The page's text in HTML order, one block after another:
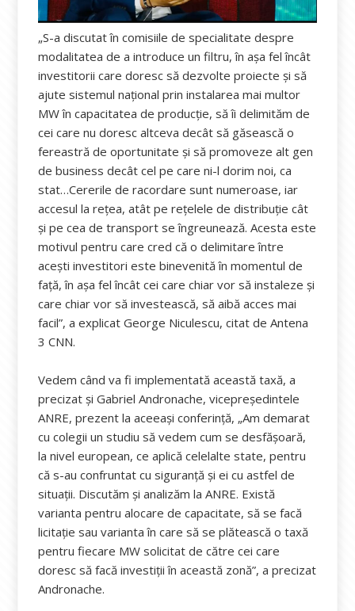
„S-a discutat în comisiile de specialitate despre
modalitatea de a introduce un filtru, în așa fel încât
investitorii care doresc să dezvolte proiecte și să
ajute sistemul național prin instalarea mai multor
MW în capacitatea de producție, să îi delimităm de
cei care nu doresc altceva decât să găsească o
fereastră de oportunitate și să promoveze alt gen
de business decât cel pe care ni-l dorim noi, ca
stat…Cererile de racordare sunt numeroase, iar
accesul la rețea, atât pe rețelele de distribuție cât
și pe cea de transport se îngreunează. Acesta este
motivul pentru care cred că o delimitare între
acești investitori este binevenită în momentul de
față, în așa fel încât cei care chiar vor să instaleze și
care chiar vor să investească, să aibă acces mai
facil”, a explicat George Niculescu, citat de Antena
3 CNN.
Vedem când va fi implementată această taxă, a
precizat și Gabriel Andronache, vicepreședintele
ANRE, prezent la aceeași conferință, „Am demarat
cu colegii un studiu să vedem cum se desfășoară,
la nivel european, ce aplică celelalte state, pentru
că s-au confruntat cu siguranță și ei cu astfel de
situații. Discutăm și analizăm la ANRE. Există
varianta pentru alocare de capacitate, să se facă
licitație sau varianta în care să se plătească o taxă
pentru fiecare MW solicitat de către cei care
doresc să facă investiții în această zonă”, a precizat
Andronache.